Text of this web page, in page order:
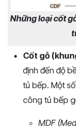
Những loại cốt
Cốt gỗ
định đến độ
tủ bếp. Một
công tủ bếp
MDF